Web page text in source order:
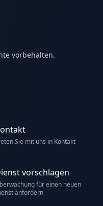
vorbehalten.
Sie mit uns in Kontakt
vorschlagen
für einen neuen
anfordern